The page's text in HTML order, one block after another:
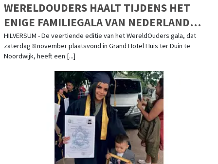
WERELDOUDERS HAALT TIJDENS HET
ENIGE FAMILIEGALA VAN NEDERLAND
€578.750,- OP OM DE STROOM VAN
UITHUISPLAATSING IN BOLIVIA EN PERU
HILVERSUM - De veertiende editie van het WereldOuders gala, dat
zaterdag 8 november plaatsvond in Grand Hotel Huis ter Duin te
Noordwijk, heeft een [...]